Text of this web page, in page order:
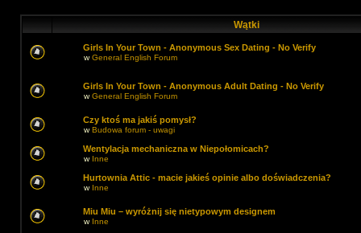
Wątki
Girls In Your Town - Anonymous Sex Dating - No Verify
wGeneral English Forum
Girls In Your Town - Anonymous Adult Dating - No Verify
wGeneral English Forum
Czy ktoś ma jakiś pomysł?
wBudowa forum - uwagi
Wentylacja mechaniczna w Niepołomicach?
w Inne
Hurtownia Attic - macie jakieś opinie albo doświadczenia?
w Inne
Miu Miu – wyróżnij się nietypowym designem
w Inne